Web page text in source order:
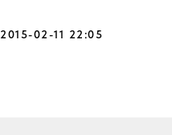
2015-02-11 22:05